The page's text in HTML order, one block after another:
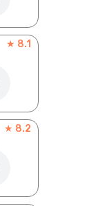
★ 8.1
★ 8.2